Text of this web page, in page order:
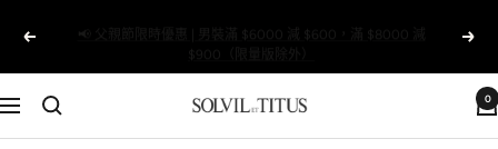
以
前
📢 父親節限時優惠 | 男裝滿 $6000 減 $600，滿 $8000 減
$900（限量版除外）
下
一
個
導
航
Solvil
et
0